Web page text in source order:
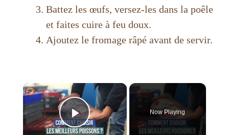
Battez les œufs, versez-les dans la poêle
et faites cuire à feu doux.
Ajoutez le fromage râpé avant de servir.
×
Play Video
Now Playing